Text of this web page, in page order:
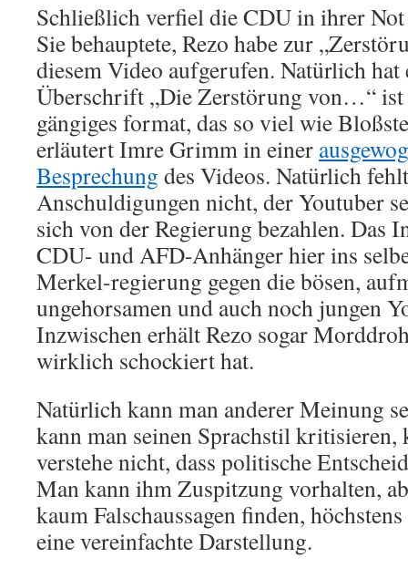
Schließlich verfiel die CDU in ihrer Not
Sie behauptete, Rezo habe zur
diesem Video aufgerufen. Natürlich hat
Überschrift „Die Zerstörung von…“ ist
gängiges format, das so viel wie
erläutert Imre Grimm in einer
Besprechung des Videos. Natürlich
Anschuldigungen nicht, der Youtuber
sich von der Regierung bezahlen. Das
CDU- und AFD-Anhänger hier ins
Merkel-regierung gegen die bösen,
ungehorsamen und auch noch jungen
Inzwischen erhält Rezo sogar
wirklich schockiert hat.
Natürlich kann man anderer Meinung
kann man seinen Sprachstil kritisieren,
verstehe nicht, dass politische
Man kann ihm Zuspitzung vorhalten,
kaum Falschaussagen finden,
eine vereinfachte Darstellung.